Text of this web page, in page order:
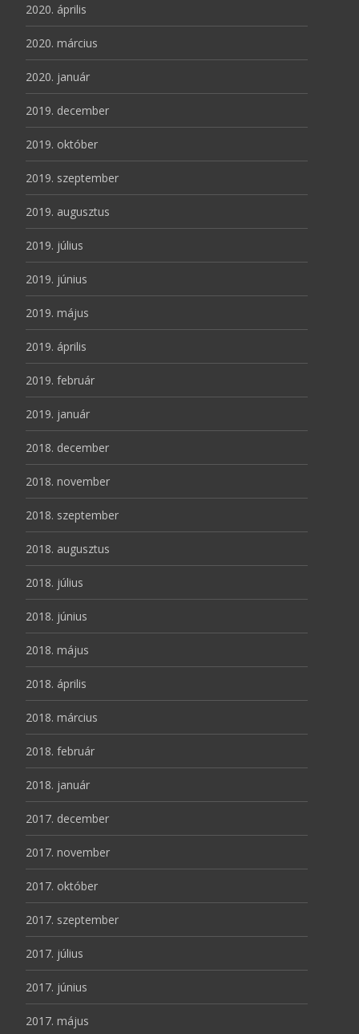
2020. április
2020. március
2020. január
2019. december
2019. október
2019. szeptember
2019. augusztus
2019. július
2019. június
2019. május
2019. április
2019. február
2019. január
2018. december
2018. november
2018. szeptember
2018. augusztus
2018. július
2018. június
2018. május
2018. április
2018. március
2018. február
2018. január
2017. december
2017. november
2017. október
2017. szeptember
2017. július
2017. június
2017. május